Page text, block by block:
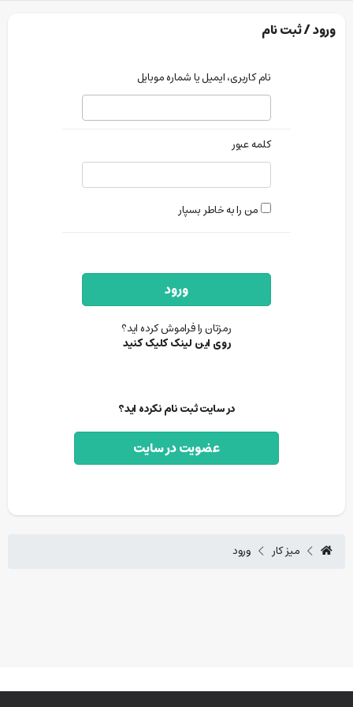
ورود / ثبت نام
نام کاربری، ایمیل یا شماره موبایل
کلمه عبور
من را به خاطر بسپار
ورود
رمزتان را فراموش کرده اید؟
روی این لینک کلیک کنید
در سایت ثبت نام نکرده اید؟
عضویت در سایت
میز کار ورود